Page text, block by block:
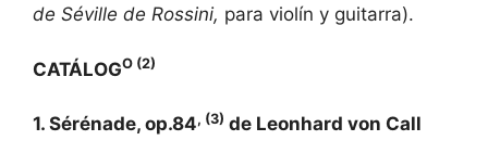
de Séville de Rossini, para violín y guitarra).
CATÁLOGO (2)
1. Sérénade, op.84, (3) de Leonhard von Call